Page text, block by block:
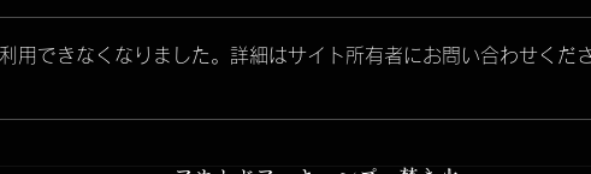
【
用できなくなりました。詳細はサイト所有者にお問い合わせくだ